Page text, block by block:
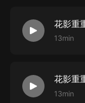
花影重
13min
花影重
13min